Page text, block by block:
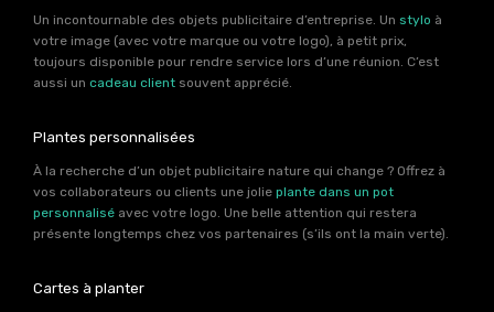
Un incontournable des objets publicitaire d’entreprise. Un stylo à
votre image (avec votre marque ou votre logo), à petit prix,
toujours disponible pour rendre service lors d’une réunion. C’est
aussi un cadeau client souvent apprécié.
Plantes personnalisées
À la recherche d’un objet publicitaire nature qui change ? Offrez à
vos collaborateurs ou clients une jolie plante dans un pot
personnalisé avec votre logo. Une belle attention qui restera
présente longtemps chez vos partenaires (s’ils ont la main verte).
Cartes à planter